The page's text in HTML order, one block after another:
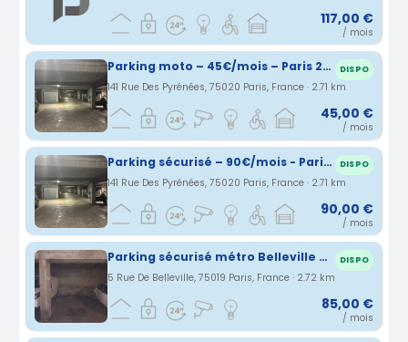
117,00 €
/ mois
Parking moto – 45€/mois – Paris 20ème - Métro Alexandre Dumas/Cimetière du Père Lachaise DISPO
141 Rue Des Pyrénées, 75020 Paris, France · 2.71 km
45,00 €
/ mois
Parking sécurisé – 90€/mois - Paris 20ème - Métro Alexandre Dumas/Cimetière du Père Lachaise DISPO
141 Rue Des Pyrénées, 75020 Paris, France · 2.71 km
90,00 €
/ mois
Parking sécurisé métro Belleville 75019 DISPO
5 Rue De Belleville, 75019 Paris, France · 2.72 km
85,00 €
/ mois